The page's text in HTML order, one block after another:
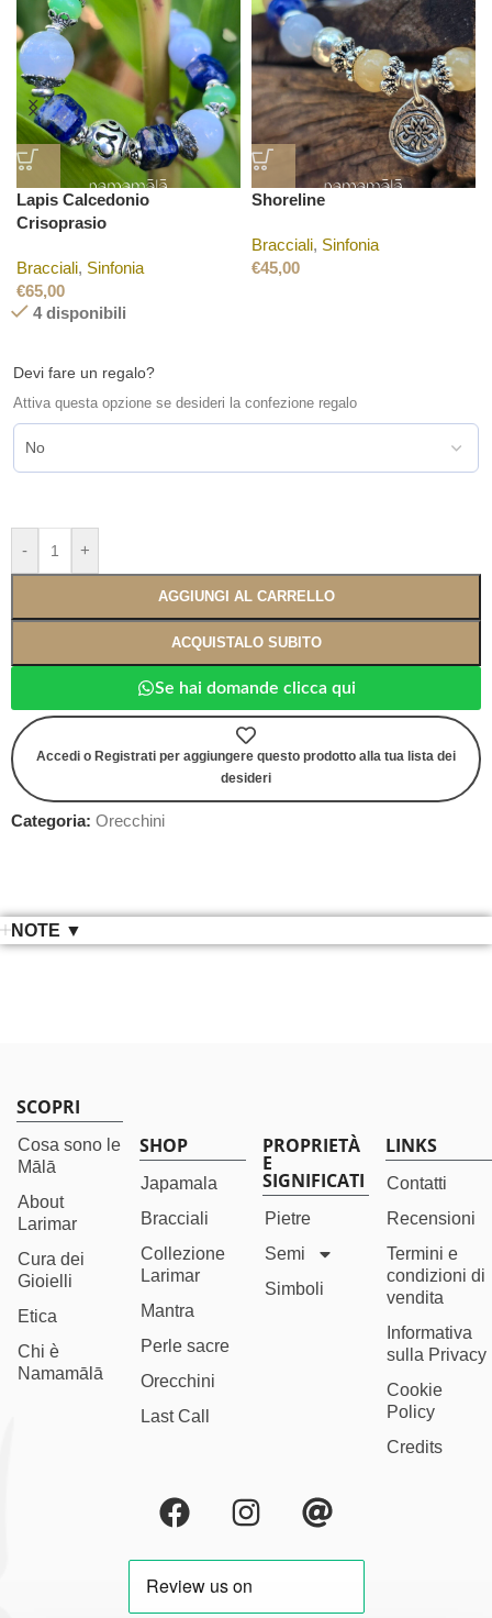
Lapis Calcedonio
Crisoprasio
Bracciali, Sinfonia
€65,00
Shoreline
Bracciali, Sinfonia
€45,00
4 disponibili
Devi fare un regalo?
Attiva questa opzione se desideri la confezione regalo
- +
AGGIUNGI AL CARRELLO
ACQUISTALO SUBITO
Se hai domande clicca qui
Accedi o Registrati per aggiungere questo prodotto alla tua lista dei
desideri
Categoria: Orecchini
NOTE ▼
SCOPRI
Cosa sono le
Mālā
About
Larimar
Cura dei
Gioielli
Etica
Chi è
Namamālā
SHOP
Japamala
Bracciali
Collezione
Larimar
Mantra
Perle sacre
Orecchini
Last Call
PROPRIETÀ
E
SIGNIFICATI
Pietre
Semi
Simboli
LINKS
Contatti
Recensioni
Termini e
condizioni di
vendita
Informativa
sulla Privacy
Cookie
Policy
Credits